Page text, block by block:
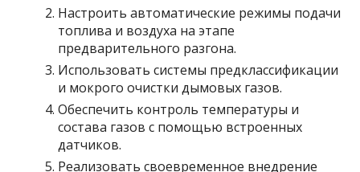
Настроить автоматические режимы подачи
топлива и воздуха на этапе
предварительного разгона.
Использовать системы предклассификации
и мокрого очистки дымовых газов.
Обеспечить контроль температуры и
состава газов с помощью встроенных
датчиков.
Реализовать своевременное внедрение